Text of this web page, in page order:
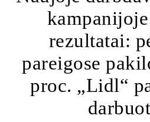
rezultatai:
pareigose
proc. „Lidl“